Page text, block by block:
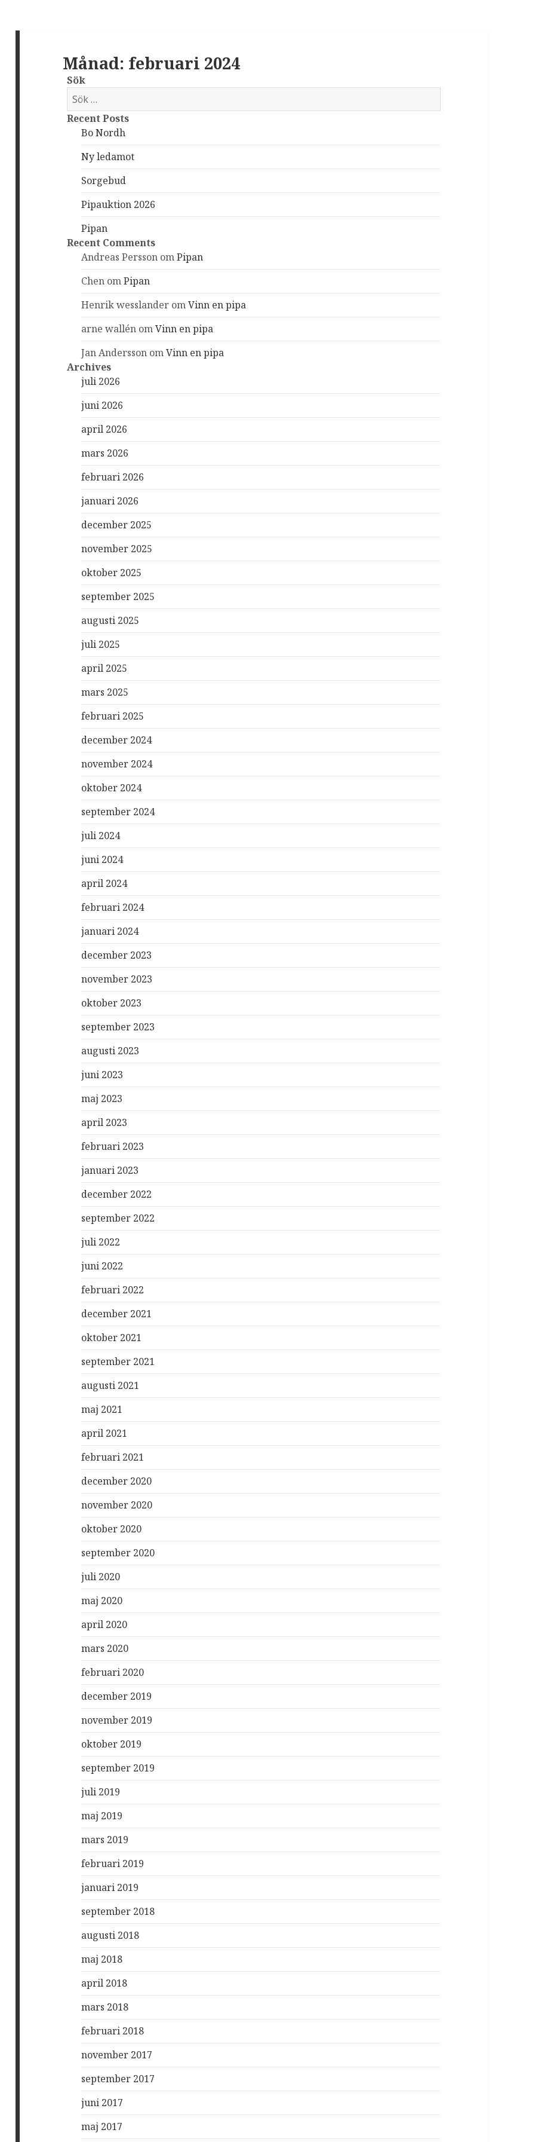
Månad: februari 2024
Sök
S
ö
k
Recent Posts
Bo Nordh
Ny ledamot
Sorgebud
Pipauktion 2026
Pipan
Recent Comments
Andreas Persson omPipan
Chen omPipan
Henrik wesslander omVinn en pipa
arne wallén omVinn en pipa
Jan Andersson omVinn en pipa
Archives
juli 2026
juni 2026
april 2026
mars 2026
februari 2026
januari 2026
december 2025
november 2025
oktober 2025
september 2025
augusti 2025
juli 2025
april 2025
mars 2025
februari 2025
december 2024
november 2024
oktober 2024
september 2024
juli 2024
juni 2024
april 2024
februari 2024
januari 2024
december 2023
november 2023
oktober 2023
september 2023
augusti 2023
juni 2023
maj 2023
april 2023
februari 2023
januari 2023
december 2022
september 2022
juli 2022
juni 2022
februari 2022
december 2021
oktober 2021
september 2021
augusti 2021
maj 2021
april 2021
februari 2021
december 2020
november 2020
oktober 2020
september 2020
juli 2020
maj 2020
april 2020
mars 2020
februari 2020
december 2019
november 2019
oktober 2019
september 2019
juli 2019
maj 2019
mars 2019
februari 2019
januari 2019
september 2018
augusti 2018
maj 2018
april 2018
mars 2018
februari 2018
november 2017
september 2017
juni 2017
maj 2017